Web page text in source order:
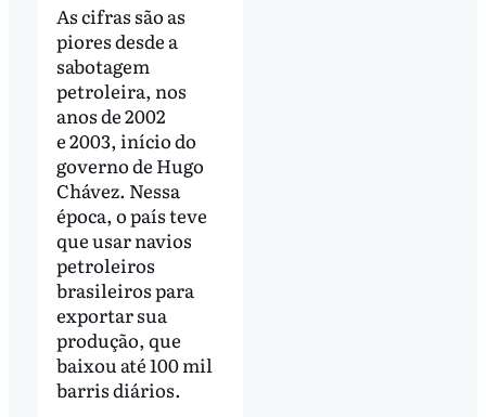
As cifras são as
piores desde a
sabotagem
petroleira, nos
anos de 2002
e 2003, início do
governo de Hugo
Chávez. Nessa
época, o país teve
que usar navios
petroleiros
brasileiros para
exportar sua
produção, que
baixou até 100 mil
barris diários.